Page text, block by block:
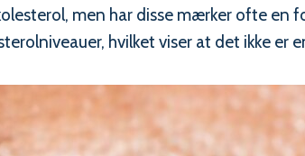
men har disse mærker ofte en
hvilket viser at det ikke er